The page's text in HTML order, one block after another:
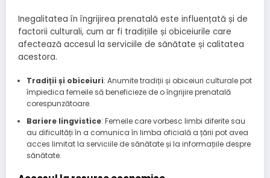
Inegalitatea în îngrijirea prenatală este influențată și de
factorii culturali, cum ar fi tradițiile și obiceiurile care
afectează accesul la serviciile de sănătate și calitatea
acestora.
Tradiții și obiceiuri: Anumite tradiții și obiceiuri culturale pot
împiedica femeile să beneficieze de o îngrijire prenatală
corespunzătoare.
Bariere lingvistice: Femeile care vorbesc limbi diferite sau
au dificultăți în a comunica în limba oficială a țării pot avea
acces limitat la serviciile de sănătate și la informațiile despre
sănătate.